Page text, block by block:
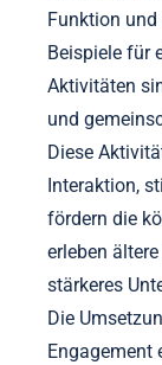
Funktion
Beispiele für
Aktivitäten
und
Diese
Interaktion,
fördern die
erleben
stärkeres
Die
Engagement